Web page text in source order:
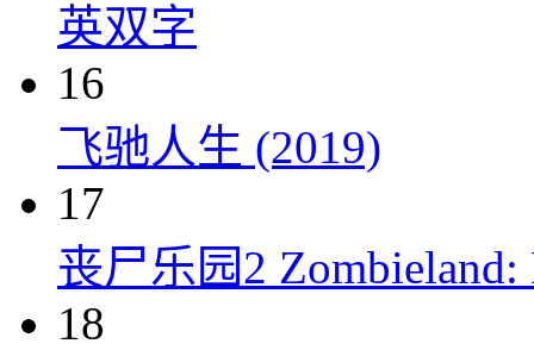
英双字
16
飞驰人生 (2019)
17
丧尸乐园2 Zombieland:
18